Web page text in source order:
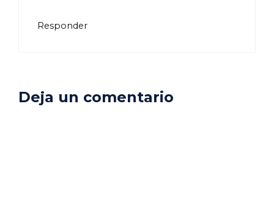
Responder
Deja un comentario